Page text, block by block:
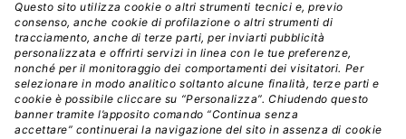
CWI è una testata giornalistica diEdra Edizioni s.r.l.
Direzione, amministrazione, redazione, pubblicità
Viale Enrico Forlanini 21 - 20134 Milano
Tel. +39 02 881841
C.F./P IVA 13002100157
www.edraedizioni.it|Privacy